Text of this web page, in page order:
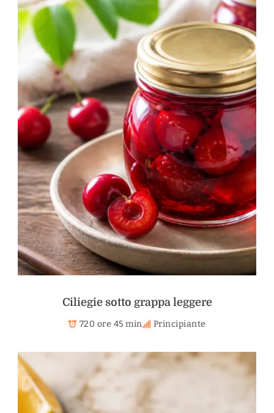
Ciliegie sotto grappa leggere
720 ore 45 min Principiante